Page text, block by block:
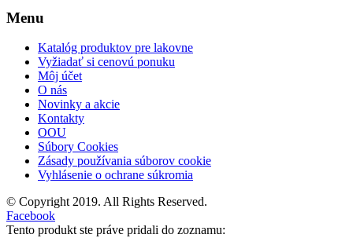
Menu
Katalóg produktov pre lakovne
Vyžiadať si cenovú ponuku
Môj účet
O nás
Novinky a akcie
Kontakty
OOU
Súbory Cookies
Zásady používania súborov cookie
Vyhlásenie o ochrane súkromia
© Copyright 2019. All Rights Reserved.
Facebook
Tento produkt ste práve pridali do zoznamu: